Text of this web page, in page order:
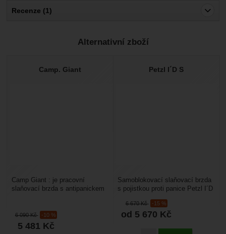
Recenze (1)
Ověřený zákazník 13. 5. 2025 10:58
Alternativní zboží
Camp. Giant
6 090Kč -10 %
5 481 Kč
Camp Giant : je pracovní
slaňovací brzda s antipanickem
Petzl I´D S
6 670Kč -15 %
od 5 670 Kč
Samoblokovací slaňovací brzda
s pojistkou proti panice Petzl I´D
principu...